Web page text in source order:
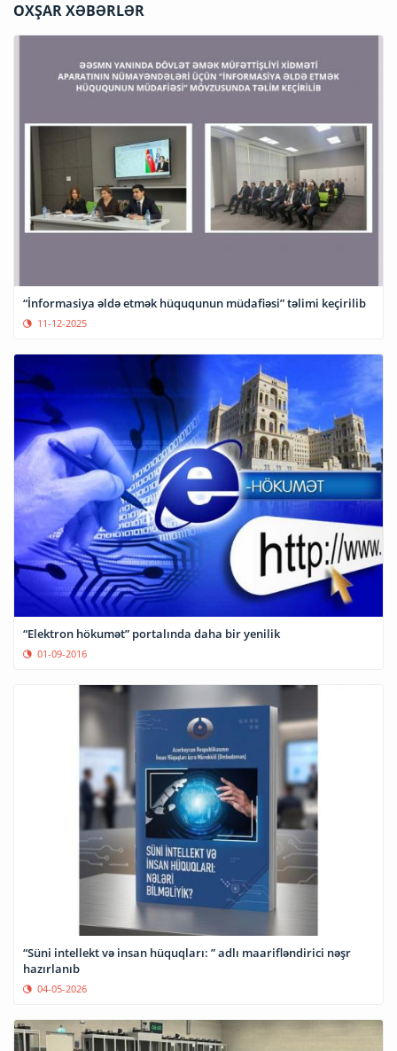
OXŞAR XƏBƏRLƏR
“İnformasiya əldə etmək hüququnun müdafiəsi” təlimi keçirilib
11-12-2025
“Elektron hökumət” portalında daha bir yenilik
01-09-2016
“Süni intellekt və insan hüquqları: ” adlı maarifləndirici nəşr
hazırlanıb
04-05-2026